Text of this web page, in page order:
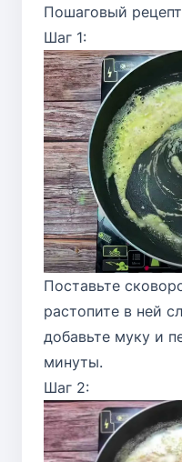
Пошаговый рецепт
Шаг 1:
Поставьте
растопите в ней
добавьте муку и
минуты.
Шаг 2: